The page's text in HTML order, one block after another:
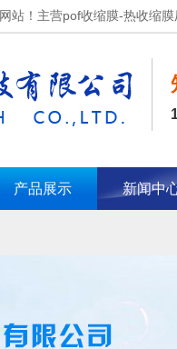
站！主营pof收缩膜-热收缩
产品展示 新闻中